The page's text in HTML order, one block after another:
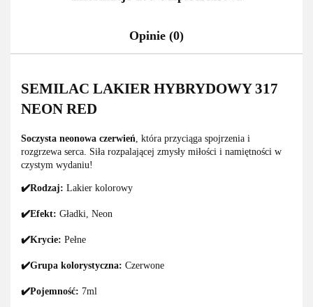
Opinie (0)
SEMILAC LAKIER HYBRYDOWY 317
NEON RED
Soczysta neonowa czerwień , która przyciąga spojrzenia i
rozgrzewa serca. Siła rozpalającej zmysły miłości i namiętności w
czystym wydaniu!
✔️Rodzaj: Lakier kolorowy
✔️Efekt: Gładki, Neon
✔️Krycie: Pełne
✔️Grupa kolorystyczna: Czerwone
✔️Pojemność: 7ml